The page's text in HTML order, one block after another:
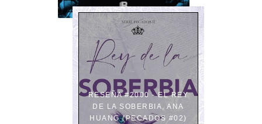
RESEÑA #2000 - EL REY
DE LA SOBERBIA, ANA
HUANG (PECADOS #02)